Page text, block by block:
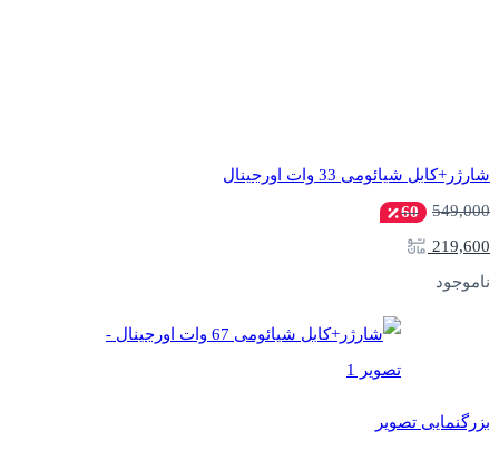
شارژر+کابل شیائومی 33 وات اورجینال
549,000
60
219,600
ناموجود
بزرگنمایی تصویر